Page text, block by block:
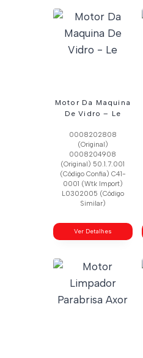
Motor Da Maquina
De Vidro – Le
0008202808
(Original)
0008204908
(Original) 50.1.7.001
(Código Confia) C41-
0001 (Wtk Import)
L0302005 (Código
Similar)
Ver Detalhes